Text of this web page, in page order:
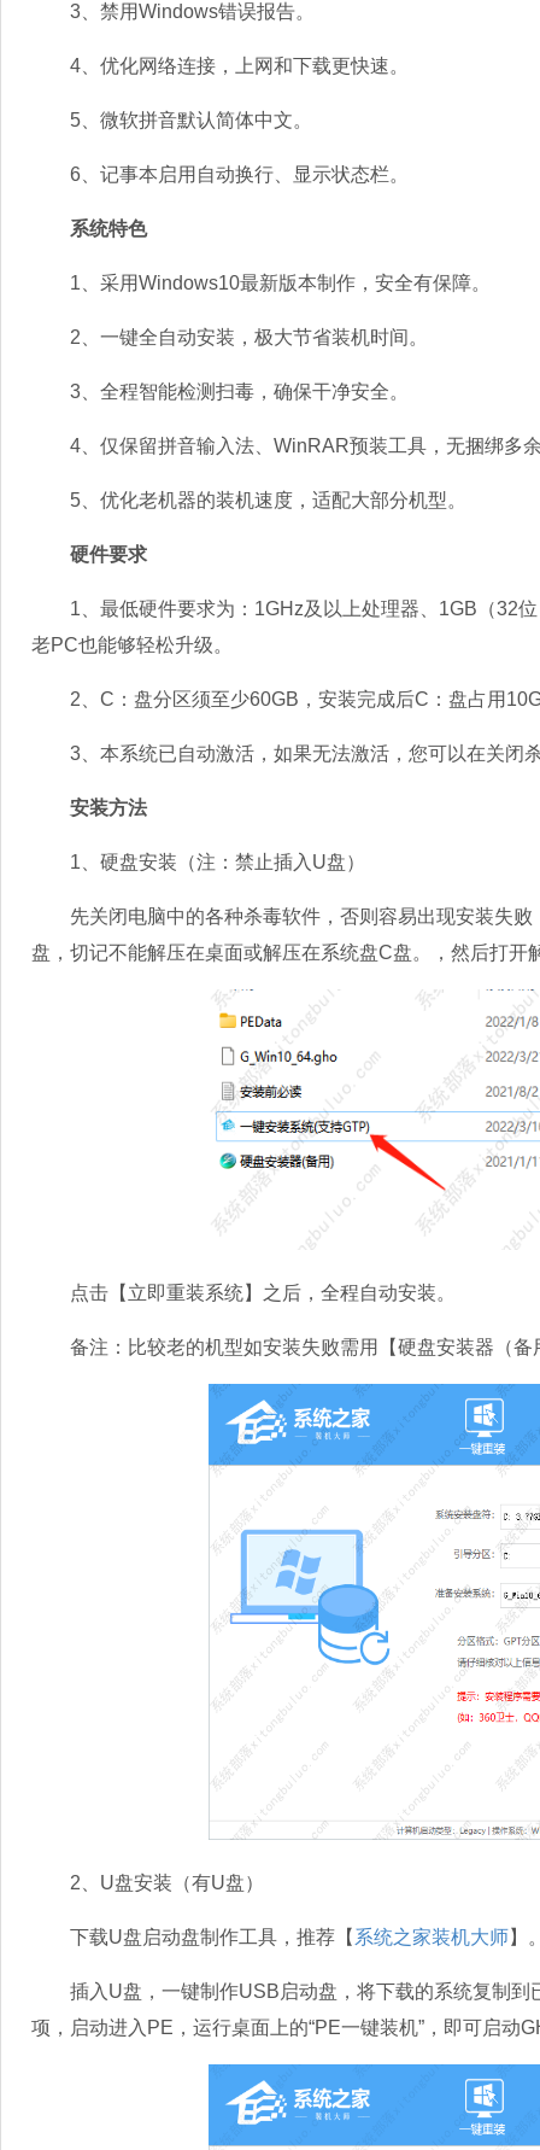
3、禁用Windows错误报告。
4、优化网络连接，上网和下载更快速。
5、微软拼音默认简体中文。
6、记事本启用自动换行、显示状态栏。
系统特色
1、采用Windows10最新版本制作，安全有保障。
2、一键全自动安装，极大节省装机时间。
3、全程智能检测扫毒，确保干净安全。
4、仅保留拼音输入法、WinRAR预装工具，无捆绑多
5、优化老机器的装机速度，适配大部分机型。
硬件要求
1、最低硬件要求为：1GHz及以上处理器、1GB（32位
老PC也能够轻松升级。
2、C：盘分区须至少60GB，安装完成后C：盘占用
3、本系统已自动激活，如果无法激活，您可以在关闭
安装方法
1、硬盘安装（注：禁止插入U盘）
先关闭电脑中的各种杀毒软件，否则容易出现安装失败
盘，切记不能解压在桌面或解压在系统盘C盘。，然后打
点击【立即重装系统】之后，全程自动安装。
备注：比较老的机型如安装失败需用【硬盘安装器（备
2、U盘安装（有U盘）
下载U盘启动盘制作工具，推荐【 系统之家装机大师】
插入U盘，一键制作USB启动盘，将下载的系统复制到
项，启动进入PE，运行桌面上的“PE一键装机”，即可启动